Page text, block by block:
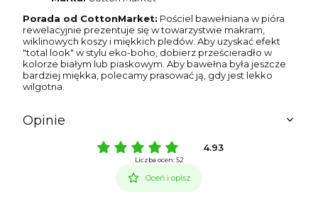
Porada od CottonMarket: Pościel bawełniana w pióra
rewelacyjnie prezentuje się w towarzystwie makram,
wiklinowych koszy i miękkich pledów. Aby uzyskać efekt
"total look" w stylu eko-boho, dobierz prześcieradło w
kolorze białym lub piaskowym. Aby bawełna była jeszcze
bardziej miękka, polecamy prasować ją, gdy jest lekko
wilgotna.
Opinie
4.93
Liczba ocen: 52
Oceń i opisz